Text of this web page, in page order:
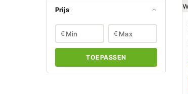
Prijs
€ €
TOEPASSEN